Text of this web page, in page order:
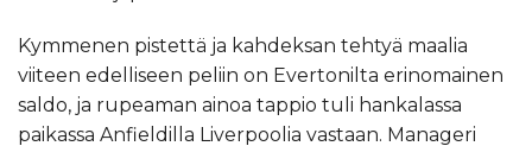
Kymmenen pistettä ja kahdeksan tehtyä maalia
viiteen edelliseen peliin on Evertonilta erinomainen
saldo, ja rupeaman ainoa tappio tuli hankalassa
paikassa Anfieldilla Liverpoolia vastaan. Manageri